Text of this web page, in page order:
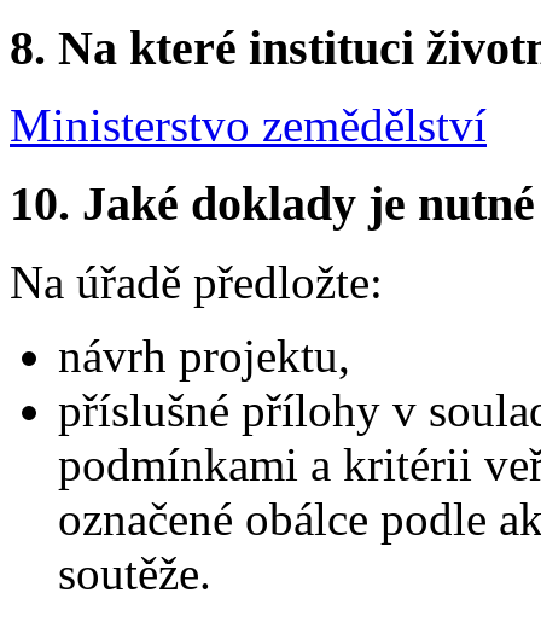
8. Na které instituci
Ministerstvo zemědělství
10. Jaké doklady je
Na úřadě předložte:
návrh projektu,
příslušné přílohy v
podmínkami a kritérii
označené obálce podle
soutěže.